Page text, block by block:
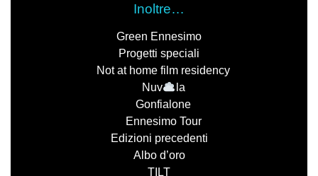
Inoltre…
Green Ennesimo
Progetti speciali
Not at home film residency
Nuv
la
Gonfialone
Ennesimo Tour
Edizioni precedenti
Albo d’oro
TILT